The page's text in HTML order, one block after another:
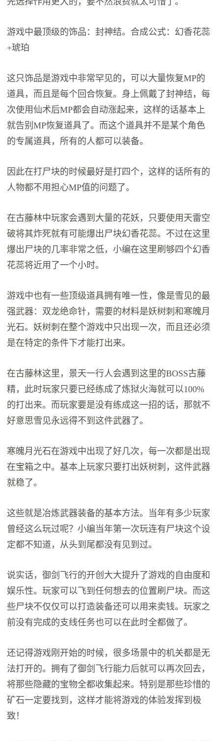
游戏中最顶级的饰品：封神结。合成公式：幻香花蕊
+琥珀
这只饰品是游戏中非常罕见的，可以大量恢复MP的
道具，而且是每个回合恢复。身上佩戴了封神结，每
次使用仙术后MP都会自动涨起来，这样的话基本上
就告别MP恢复道具了。而这个道具并不是某个角色
的专属道具，所有的人都可以装备。
因此在打尸块的时候最好是打四个，这样的话所有的
人物都不用担心MP值的问题了。
在古藤林中玩家会遇到大量的花妖，只要使用天雷空
破将其炸死就有可能爆出尸块幻香花蕊。不过在这里
爆出尸块的几率非常之低，小编在这里刷够四个幻香
花蕊将近用了一个小时。
游戏中也有一些顶级道具拥有唯一性，像是雪见的最
强武器：双龙绝命针，需要的材料是妖树刺和寒魄月
光石。妖树刺在整个游戏中只出现一次，而且还必须
是在特定的条件下才能打出来。
在古藤林这里，景天一行人会遇到这里的BOSS古藤
精，此时玩家只要已经练成了炼狱火海就可以100%
的打出来。而玩家要是没有练成这一招的话，那就不
好意思雪见永远得不到这件武器了。
寒魄月光石在游戏中出现了好几次，每一次都是出现
在宝箱之中。基本上玩家只要打出妖树刺，这件武器
就稳了。
这些就是冶炼武器装备的基本方法。当年有多少玩家
曾经这么玩过呢？小编当年第一次玩连有尸块这个设
定都不知道，从头到尾都没有见到过。
说实话，御剑飞行的开创大大提升了游戏的自由度和
娱乐性。玩家可以飞到任何想去的位置刷尸块。而这
些尸块不仅仅可以打造装备还可以用来卖钱。玩家之
前没有完成的支线任务也可以在此时全都做了。
还记得游戏刚开始的时候，很多场景中的机关都是无
法打开的。拥有了御剑飞行能力后就可以再次回去，
将那些隐藏的宝物全都收集起来。特别是那些珍惜的
矿石一定要找到，这样才能将游戏的体验发挥到极
致！